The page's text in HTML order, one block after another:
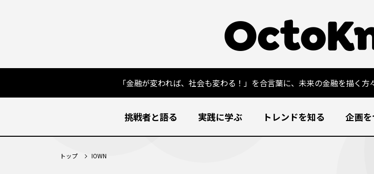
挑戦者と語る 実践に学ぶ トレンドを知る 企画
「金融が変われば、社会も変わる！」を合言葉に、未来の金融を描く
トップ IOWN